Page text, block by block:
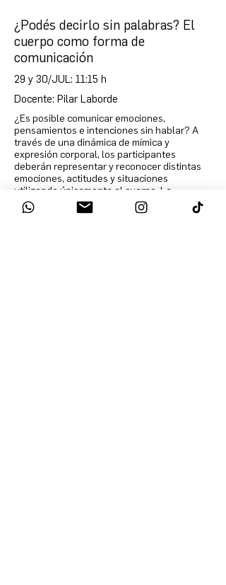
¿Podés decirlo sin palabras? El
cuerpo como forma de
comunicación
29 y 30/JUL: 11:15 h
Docente: Pilar Laborde
¿Es posible comunicar emociones,
pensamientos e intenciones sin hablar? A
través de una dinámica de mímica y
expresión corporal, los participantes
deberán representar y reconocer distintas
emociones, actitudes y situaciones
utilizando únicamente el cuerpo. La
actividad permitirá reflexionar sobre cómo
nos comunicamos más allá de las palabras y